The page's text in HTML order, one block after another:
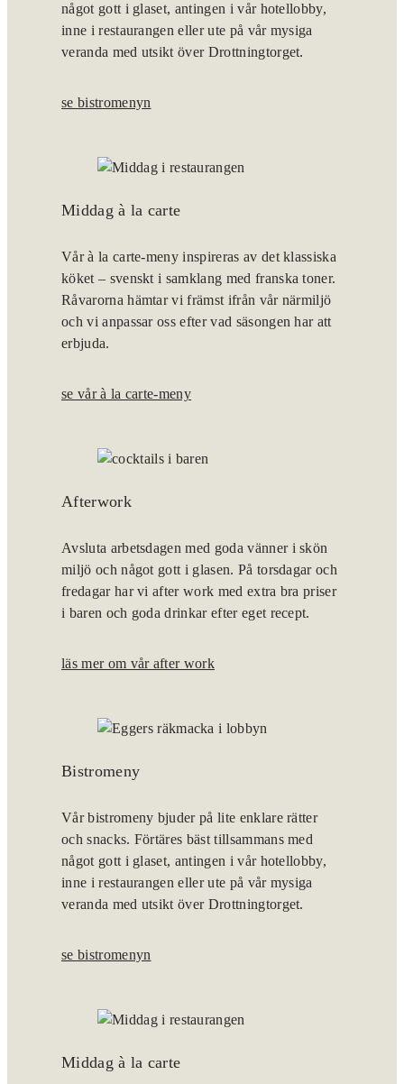
något gott i glaset, antingen i vår hotellobby,
inne i restaurangen eller ute på vår mysiga
veranda med utsikt över Drottningtorget.
se bistromenyn
Middag à la carte
Vår à la carte-meny inspireras av det klassiska
köket – svenskt i samklang med franska toner.
Råvarorna hämtar vi främst ifrån vår närmiljö
och vi anpassar oss efter vad säsongen har att
erbjuda.
se vår à la carte-meny
Afterwork
Avsluta arbetsdagen med goda vänner i skön
miljö och något gott i glasen. På torsdagar och
fredagar har vi after work med extra bra priser
i baren och goda drinkar efter eget recept.
läs mer om vår after work
Bistromeny
Vår bistromeny bjuder på lite enklare rätter
och snacks. Förtäres bäst tillsammans med
något gott i glaset, antingen i vår hotellobby,
inne i restaurangen eller ute på vår mysiga
veranda med utsikt över Drottningtorget.
se bistromenyn
Middag à la carte